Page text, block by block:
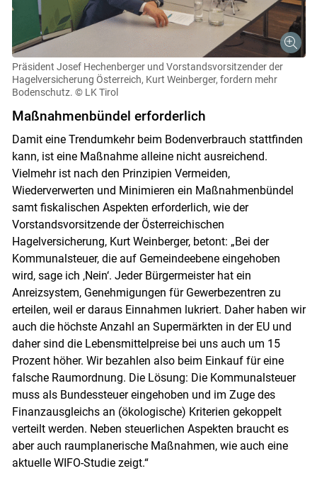
Präsident Josef Hechenberger und Vorstandsvorsitzender der
Hagelversicherung Österreich, Kurt Weinberger, fordern mehr
Bodenschutz. © LK Tirol
Maßnahmenbündel erforderlich
Damit eine Trendumkehr beim Bodenverbrauch stattfinden
kann, ist eine Maßnahme alleine nicht ausreichend.
Vielmehr ist nach den Prinzipien Vermeiden,
Wiederverwerten und Minimieren ein Maßnahmenbündel
samt fiskalischen Aspekten erforderlich, wie der
Vorstandsvorsitzende der Österreichischen
Hagelversicherung, Kurt Weinberger, betont: „Bei der
Kommunalsteuer, die auf Gemeindeebene eingehoben
wird, sage ich ‚Nein‘. Jeder Bürgermeister hat ein
Anreizsystem, Genehmigungen für Gewerbezentren zu
erteilen, weil er daraus Einnahmen lukriert. Daher haben wir
auch die höchste Anzahl an Supermärkten in der EU und
daher sind die Lebensmittelpreise bei uns auch um 15
Prozent höher. Wir bezahlen also beim Einkauf für eine
falsche Raumordnung. Die Lösung: Die Kommunalsteuer
muss als Bundessteuer eingehoben und im Zuge des
Finanzausgleichs an (ökologische) Kriterien gekoppelt
verteilt werden. Neben steuerlichen Aspekten braucht es
aber auch raumplanerische Maßnahmen, wie auch eine
aktuelle WIFO-Studie zeigt.“